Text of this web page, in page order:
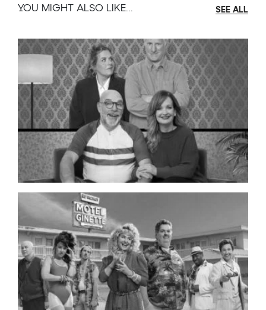
YOU MIGHT ALSO LIKE... SEE ALL